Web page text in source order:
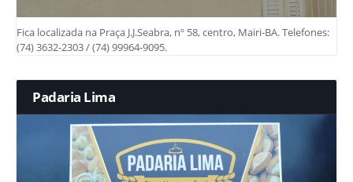
Fica localizada na Praça J.J.Seabra, nº 58, centro, Mairi-BA. Telefones:
(74) 3632-2303 / (74) 99964-9095.
Padaria Lima